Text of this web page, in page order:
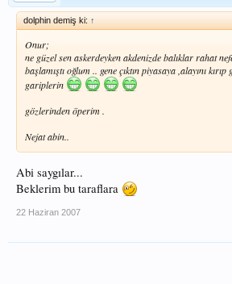
dolphin demiş ki: ↑
Onur;
ne güzel sen askerdeyken akdenizde balıklar rahat
başlamıştı oğlum .. gene çıktın piyasaya ,alayını
gariplerin
gözlerinden öperim .
Nejat abin..
Abi saygılar...
Beklerim bu taraflara
22 Haziran 2007